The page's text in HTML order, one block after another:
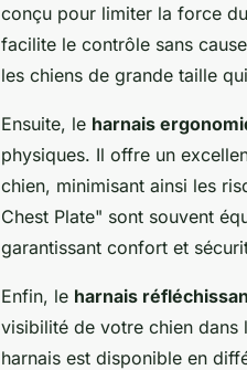
conçu pour limiter la force
facilite le contrôle sans
les chiens de grande taille
Ensuite, le harnais
physiques. Il offre un
chien, minimisant ainsi les
Chest Plate" sont souvent
garantissant confort et
Enfin, le harnais
visibilité de votre chien
harnais est disponible en